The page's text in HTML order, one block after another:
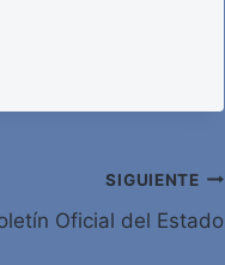
SIGUIENTE
Oficial del Estado